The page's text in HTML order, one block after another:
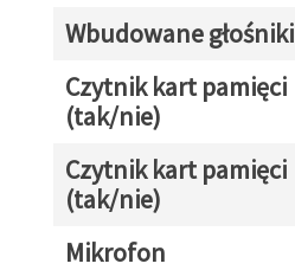
Wbudowane głośniki
Czytnik kart pamięci
(tak/nie)
Czytnik kart pamięci
(tak/nie)
Mikrofon